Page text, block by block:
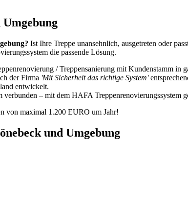
Ist Ihre Treppe unansehnlich, ausgetreten oder
die passende Lösung.
/ Treppensanierung mit Kundenstamm in
der Firma 'Mit Sicherheit das richtige System'
entwickelt.
– mit dem HAFA Treppenrenovierungssystem
von maximal 1.200 EURO um Jahr!
und Umgebung